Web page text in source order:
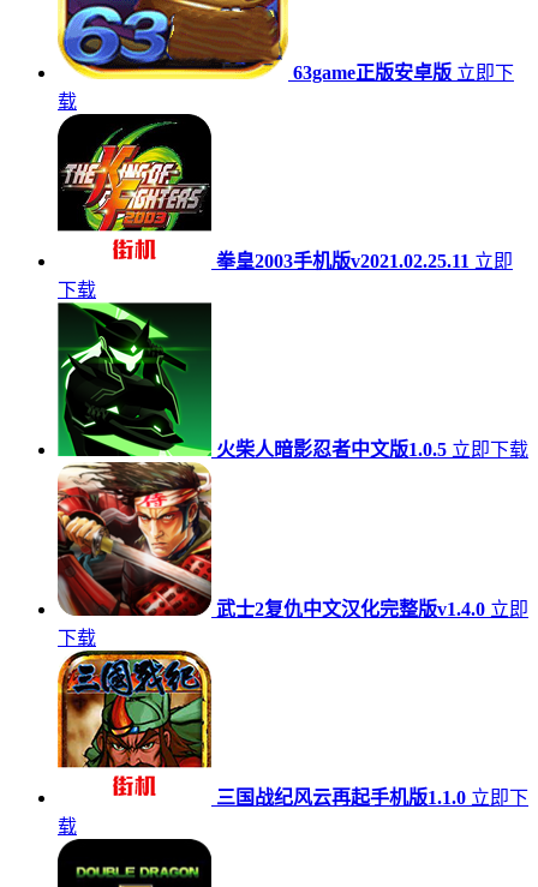
63game正版安卓版 立即下
载
拳皇2003手机版v2021.02.25.11 立即
下载
火柴人暗影忍者中文版1.0.5 立即下载
武士2复仇中文汉化完整版v1.4.0 立即
下载
三国战纪风云再起手机版1.1.0 立即下
载